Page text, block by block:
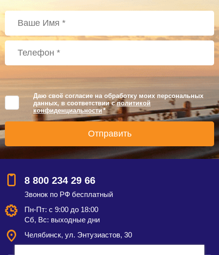
Даю своё согласие на обработку моих персональных
данных, в соответствии сполитикой
конфиденциальности *
8 800 234 29 66
Звонок по РФ бесплатный
Пн-Пт: с 9:00 до 18:00
Сб, Вс: выходные дни
Челябинск, ул. Энтузиастов, 30